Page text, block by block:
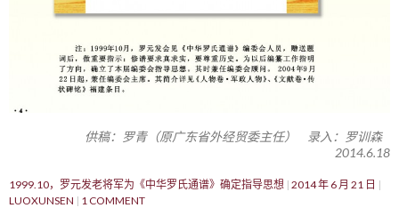
供稿：罗青（原广东省外经贸委主任） 录入：罗训森
2014.6.18
1999.10，罗元发老将军为《中华罗氏通谱》确定指导思想 2014 年 6 月 21 日
LUOXUNSEN
1 COMMENT